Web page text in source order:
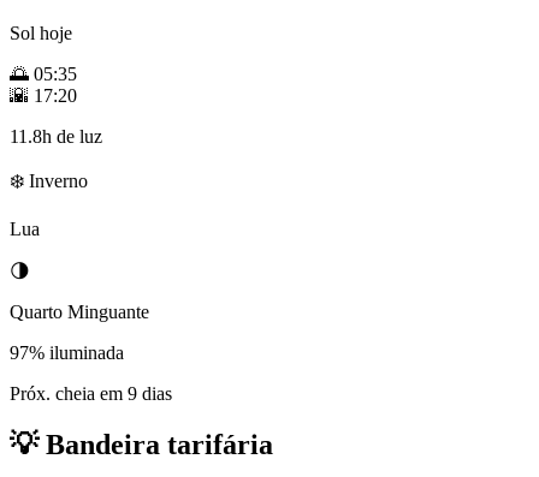
Sol hoje
🌅 05:35
🌇 17:20
11.8h de luz
❄️ Inverno
Lua
🌗
Quarto Minguante
97% iluminada
Próx. cheia em 9 dias
💡Bandeira tarifária